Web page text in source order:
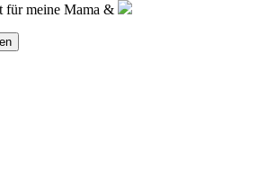
für meine Mama &